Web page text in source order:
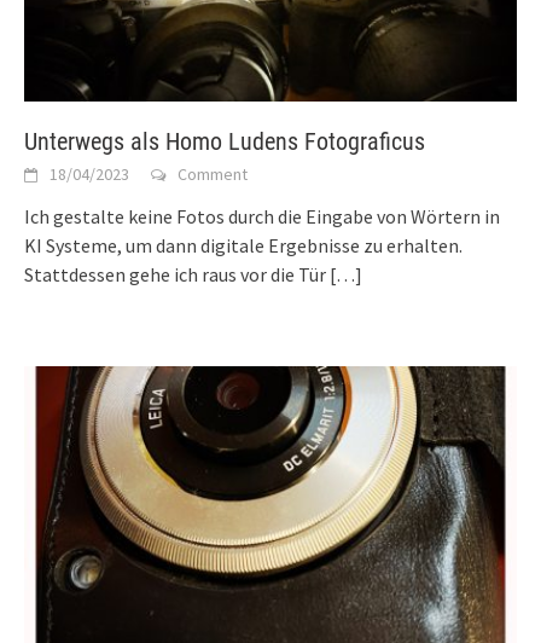
Unterwegs als Homo Ludens Fotograficus
18/04/2023 Comment
Ich gestalte keine Fotos durch die Eingabe von Wörtern in
KI Systeme, um dann digitale Ergebnisse zu erhalten.
Stattdessen gehe ich raus vor die Tür […]